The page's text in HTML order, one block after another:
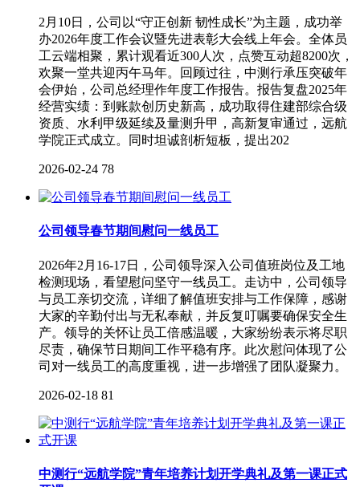
2月10日，公司以“守正创新 韧性成长”为主题，成功举
办2026年度工作会议暨先进表彰大会线上年会。全体员
工云端相聚，累计观看近300人次，点赞互动超8200次，
欢聚一堂共迎丙午马年。回顾过往，中测行承压突破年
会伊始，公司总经理作年度工作报告。报告复盘2025年
经营实绩：到账款创历史新高，成功取得住建部综合级
资质、水利甲级延续及量测升甲，高新复审通过，远航
学院正式成立。同时坦诚剖析短板，提出202
2026-02-24 78
公司领导春节期间慰问一线员工
2026年2月16-17日，公司领导深入公司值班岗位及工地
检测现场，看望慰问坚守一线员工。走访中，公司领导
与员工亲切交流，详细了解值班安排与工作保障，感谢
大家的辛勤付出与无私奉献，并反复叮嘱要确保安全生
产。领导的关怀让员工倍感温暖，大家纷纷表示将尽职
尽责，确保节日期间工作平稳有序。此次慰问体现了公
司对一线员工的高度重视，进一步增强了团队凝聚力。
2026-02-18 81
中测行“远航学院”青年培养计划开学典礼及第一课正式